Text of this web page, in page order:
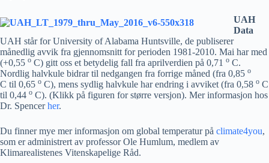
UAH
Data
UAH står for University of Alabama Huntsville, de publiserer
månedlig avvik fra gjennomsnitt for perioden 1981-2010. Mai har med
(+0,55 o C) gitt oss et betydelig fall fra aprilverdien på 0,71 o C.
Nordlig halvkule bidrar til nedgangen fra forrige måned (fra 0,85 o
C til 0,65 o C), mens sydlig halvkule har endring i avviket (fra 0,58 o C
til 0,44 o C). (Klikk på figuren for større versjon). Mer informasjon hos
Dr. Spencerher.
Du finner mye mer informasjon om global temperatur på climate4you,
som er administrert av professor Ole Humlum, medlem av
Klimarealistenes Vitenskapelige Råd.